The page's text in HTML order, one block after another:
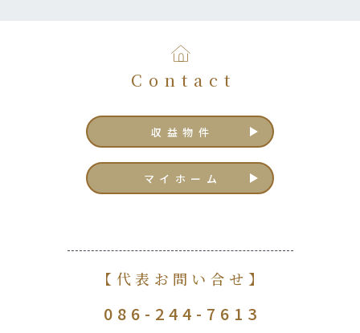
Contact
収益物件
マイホーム
【代表お問い合せ】
086-244-7613